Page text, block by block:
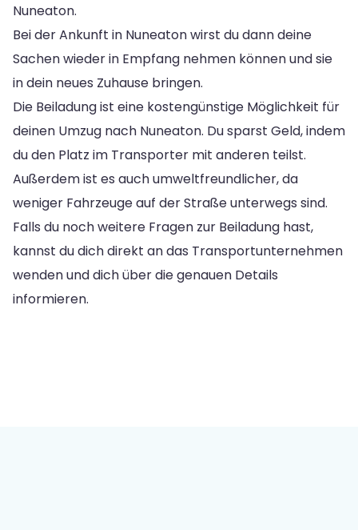
Nuneaton.
Bei der Ankunft in Nuneaton wirst du dann deine
Sachen wieder in Empfang nehmen können und sie
in dein neues Zuhause bringen.
Die Beiladung ist eine kostengünstige Möglichkeit für
deinen Umzug nach Nuneaton. Du sparst Geld, indem
du den Platz im Transporter mit anderen teilst.
Außerdem ist es auch umweltfreundlicher, da
weniger Fahrzeuge auf der Straße unterwegs sind.
Falls du noch weitere Fragen zur Beiladung hast,
kannst du dich direkt an das Transportunternehmen
wenden und dich über die genauen Details
informieren.